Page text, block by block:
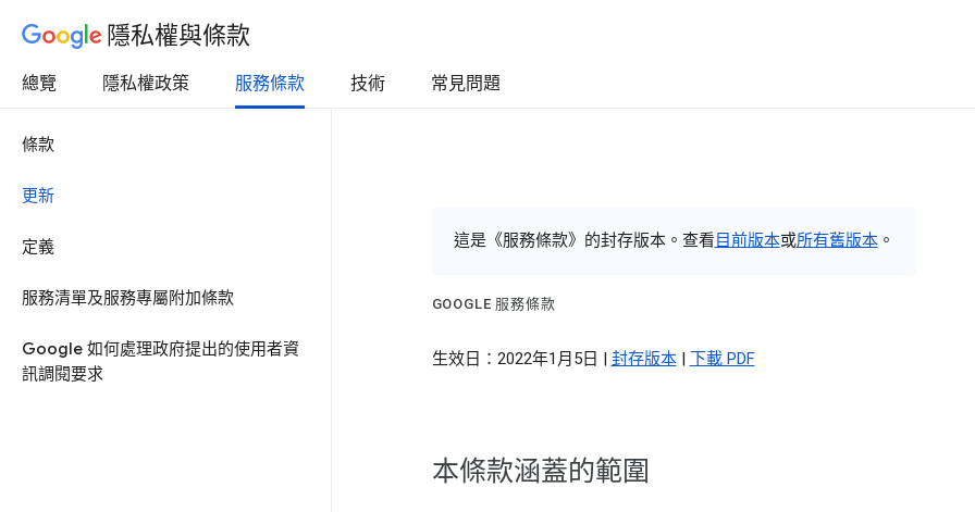
隱私權與條款
總覽 隱私權政策 服務條款 技術 常見問題
條款
更新
定義
服務清單及服務專屬附加條款
Google 如何處理政府提出的使用者資
訊調閱要求
這是《服務條款》的封存版本。查看 目前版本或所有舊版本。
GOOGLE 服務條款
生效日：2022年1月5日 | 封存版本| 下載 PDF
本條款涵蓋的範圍